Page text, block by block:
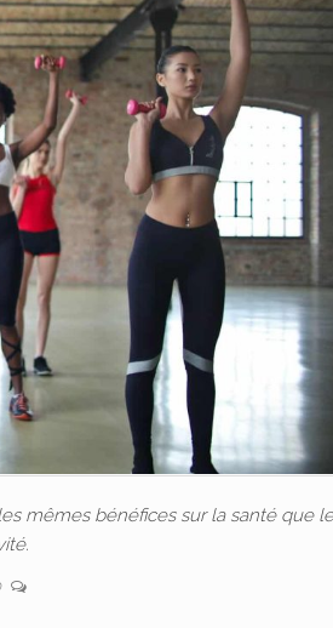
mêmes bénéfices sur la santé que